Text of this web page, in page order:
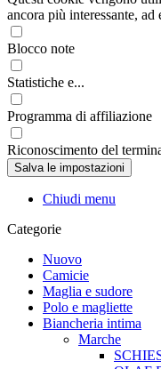
ancora più interessante,
Blocco note
Statistiche e...
Programma di affiliazione
Riconoscimento del
Chiudi menu
Categorie
Nuovo
Camicie
Maglia e sudore
Polo e magliette
Biancheria intima
Marche